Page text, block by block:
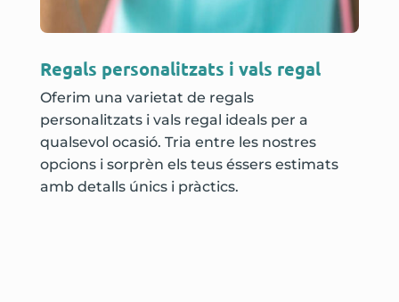
Regals personalitzats i vals regal
Oferim una varietat de regals
personalitzats i vals regal ideals per a
qualsevol ocasió. Tria entre les nostres
opcions i sorprèn els teus éssers estimats
amb detalls únics i pràctics.